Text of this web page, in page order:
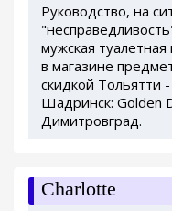
Руководство, на
мужская
в магазине
скидкой Тольятти
Шадринск: Golden
Димитровград.
Charlotte